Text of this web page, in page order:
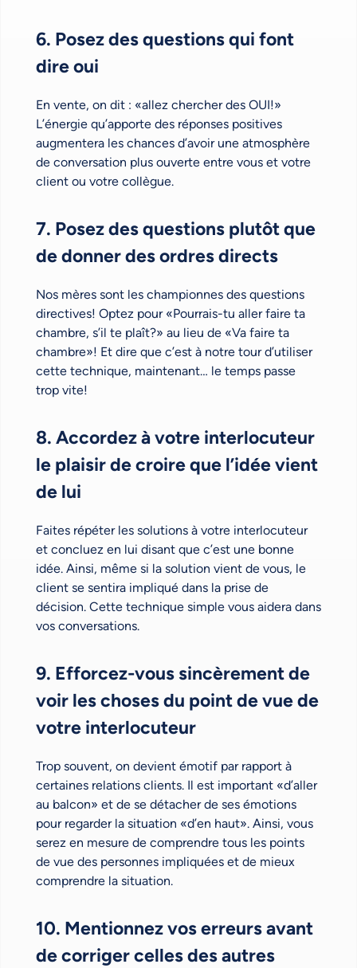
6. Posez des questions qui font
dire oui
En vente, on dit : «allez chercher des OUI!»
L’énergie qu’apporte des réponses positives
augmentera les chances d’avoir une atmosphère
de conversation plus ouverte entre vous et votre
client ou votre collègue.
7. Posez des questions plutôt que
de donner des ordres directs
Nos mères sont les championnes des questions
directives! Optez pour «Pourrais-tu aller faire ta
chambre, s’il te plaît?» au lieu de «Va faire ta
chambre»! Et dire que c’est à notre tour d’utiliser
cette technique, maintenant… le temps passe
trop vite!
8. Accordez à votre interlocuteur
le plaisir de croire que l’idée vient
de lui
Faites répéter les solutions à votre interlocuteur
et concluez en lui disant que c’est une bonne
idée. Ainsi, même si la solution vient de vous, le
client se sentira impliqué dans la prise de
décision. Cette technique simple vous aidera dans
vos conversations.
9. Efforcez-vous sincèrement de
voir les choses du point de vue de
votre interlocuteur
Trop souvent, on devient émotif par rapport à
certaines relations clients. Il est important «d’aller
au balcon» et de se détacher de ses émotions
pour regarder la situation «d’en haut». Ainsi, vous
serez en mesure de comprendre tous les points
de vue des personnes impliquées et de mieux
comprendre la situation.
10. Mentionnez vos erreurs avant
de corriger celles des autres